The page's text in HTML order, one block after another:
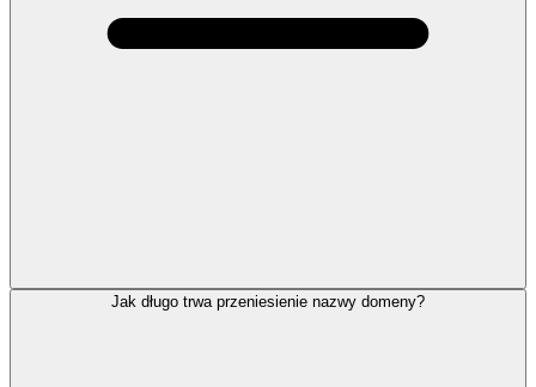
Jak długo trwa przeniesienie nazwy domeny?